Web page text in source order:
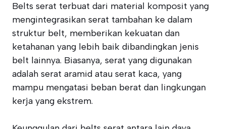
Belts serat terbuat dari material komposit yang
mengintegrasikan serat tambahan ke dalam
struktur belt, memberikan kekuatan dan
ketahanan yang lebih baik dibandingkan jenis
belt lainnya. Biasanya, serat yang digunakan
adalah serat aramid atau serat kaca, yang
mampu mengatasi beban berat dan lingkungan
kerja yang ekstrem.